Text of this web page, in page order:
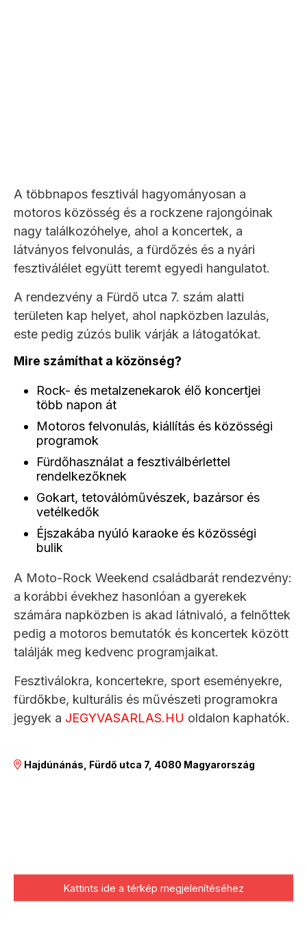
A többnapos fesztivál hagyományosan a
motoros közösség és a rockzene rajongóinak
nagy találkozóhelye, ahol a koncertek, a
látványos felvonulás, a fürdőzés és a nyári
fesztiválélet együtt teremt egyedi hangulatot.
A rendezvény a Fürdő utca 7. szám alatti
területen kap helyet, ahol napközben lazulás,
este pedig zúzós bulik várják a látogatókat.
Mire számíthat a közönség?
Rock- és metalzenekarok élő koncertjei
több napon át
Motoros felvonulás, kiállítás és közösségi
programok
Fürdőhasználat a fesztiválbérlettel
rendelkezőknek
Gokart, tetoválóművészek, bazársor és
vetélkedők
Éjszakába nyúló karaoke és közösségi
bulik
A Moto-Rock Weekend családbarát rendezvény:
a korábbi évekhez hasonlóan a gyerekek
számára napközben is akad látnivaló, a felnőttek
pedig a motoros bemutatók és koncertek között
találják meg kedvenc programjaikat.
Fesztiválokra, koncertekre, sport eseményekre,
fürdőkbe, kulturális és művészeti programokra
jegyek a JEGYVASARLAS.HU oldalon kaphatók.
Hajdúnánás, Fürdő utca 7, 4080 Magyarország
Kattints ide a térkép megjelenítéséhez